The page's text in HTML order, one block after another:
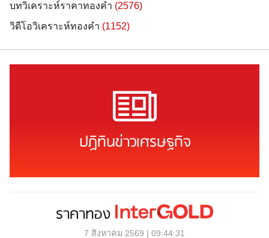
บทวิเคราะห์ราคาทองคำ (2576)
วิดีโอวิเคราะห์ทองคำ (1152)
ปฏิทินข่าวเศรษฐกิจ
ราคาทอง
7 สิงหาคม 2569 | 09:44:31